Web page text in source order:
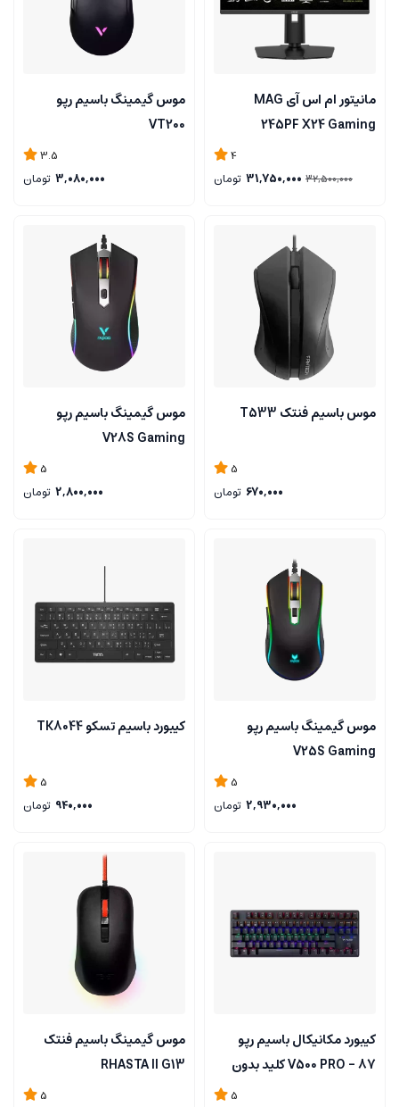
مانیتور ام اس آی MAG
245PF X24 Gaming
4
32,500,000
31,750,000 تومان
موس گیمینگ باسیم رپو
VT200
3.5
3,080,000 تومان
موس باسیم فنتک T533
5
670,000 تومان
موس گیمینگ باسیم رپو
V28S Gaming
5
2,800,000 تومان
موس گیمینگ باسیم رپو
V25S Gaming
5
2,930,000 تومان
کیبورد باسیم تسکو TK8044
5
940,000 تومان
کیبورد مکانیکال باسیم رپو
V500 PRO - 87 کلید بدون
5
موس گیمینگ باسیم فنتک
RHASTA II G13
5